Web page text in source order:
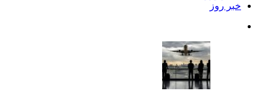
خبر روز